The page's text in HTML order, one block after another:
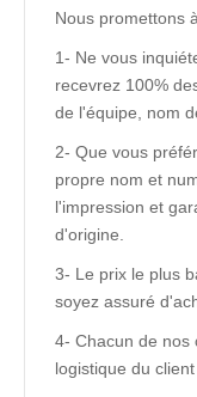
Nous promettons
1- Ne vous
recevrez 100%
de l'équipe, nom
2- Que vous
propre nom et
l'impression et
d'origine.
3- Le prix le plus
soyez assuré
4- Chacun de nos
logistique du